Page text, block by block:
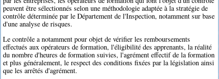
peuvent être sélectionnés selon une méthodologie adaptée à la stratégie de
contrôle déterminée par le Département de l'Inspection, notamment sur base
d'une analyse de risques.
Le contrôle a notamment pour objet de vérifier les remboursements
effectués aux opérateurs de formation, l'éligibilité des apprenants, la réalité
du nombre d'heures de formation suivies, l'agrément effectif de la formation
et plus généralement, le respect des conditions fixées par la législation ainsi
que les arrêtés d'agrément.